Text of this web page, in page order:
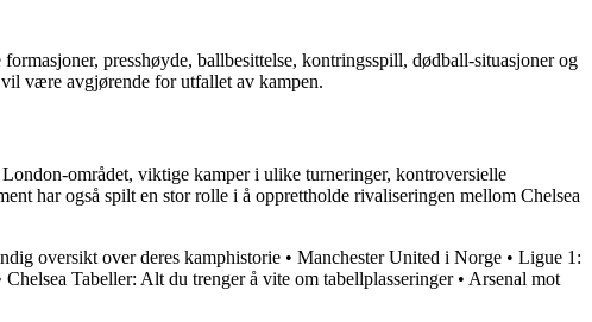
presshøyde, ballbesittelse, kontringsspill, dødball-situasjoner og
være avgjørende for utfallet av kampen.
området, viktige kamper i ulike turneringer, kontroversielle
har også spilt en stor rolle i å opprettholde rivaliseringen mellom Chelsea
oversikt over deres kamphistorie • Manchester United i Norge • Ligue 1:
Chelsea Tabeller: Alt du trenger å vite om tabellplasseringer• Arsenal mot